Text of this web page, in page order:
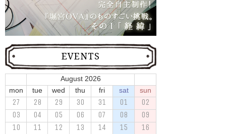
EVENTS
August 2026
mon
tue wed thu fri sat sun
27 28 29 30 31 01
02
03
04 05 06 07 08
09
10
11 12 13 14 15
16